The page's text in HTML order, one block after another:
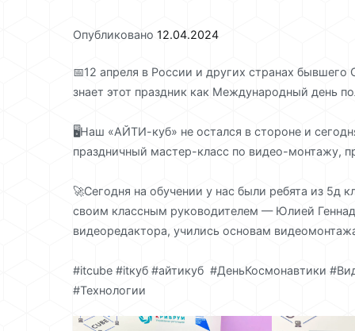
Опубликовано 12.04.2024
📅12 апреля в России и других странах
знает этот праздник как Международный день
🖥️Наш «АЙТИ-куб» не остался в стороне и
праздничный мастер-класс по видео-монтажу,
🚀Сегодня на обучении у нас были ребята из
своим классным руководителем — Юлией
видеоредактора, учились основам
#itcube #itкуб #айтикуб #ДеньКосмонавтики
#Технологии